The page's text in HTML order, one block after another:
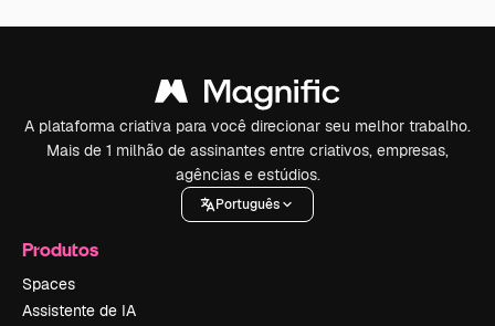
A plataforma criativa para você direcionar seu melhor trabalho.
Mais de 1 milhão de assinantes entre criativos, empresas,
agências e estúdios.
Português
Produtos
Spaces
Assistente de IA